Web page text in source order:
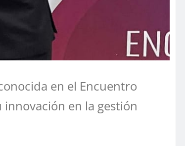
en el Encuentro
innovación en la gestión